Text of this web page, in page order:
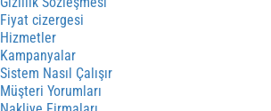
Fiyat cizergesi
Hizmetler
Kampanyalar
Sistem Nasıl Çalışır
Müşteri Yorumları